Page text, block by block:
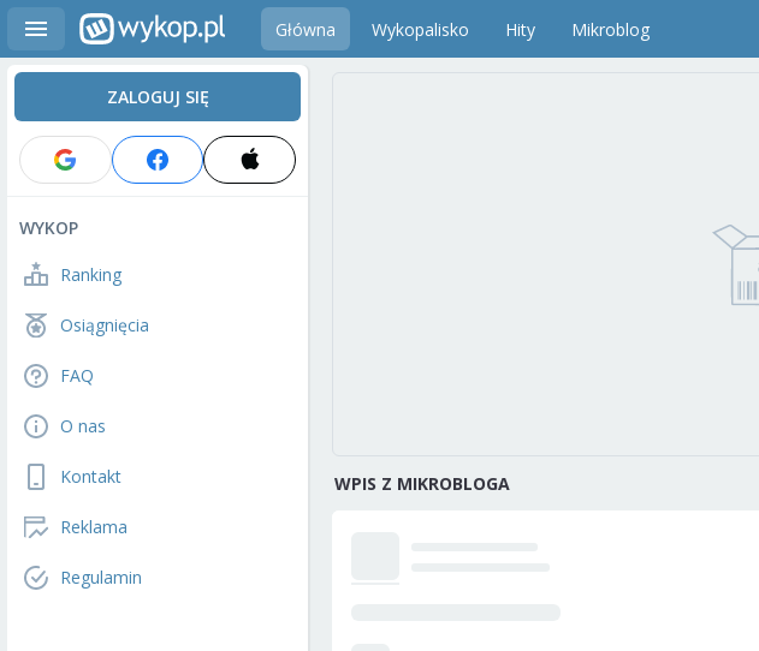
Główna Wykopalisko Hity Mikroblog
ZALOGUJ SIĘ
WYKOP
Ranking
Osiągnięcia
FAQ
O nas
Kontakt
Reklama
Regulamin
WPIS Z MIKROBLOGA